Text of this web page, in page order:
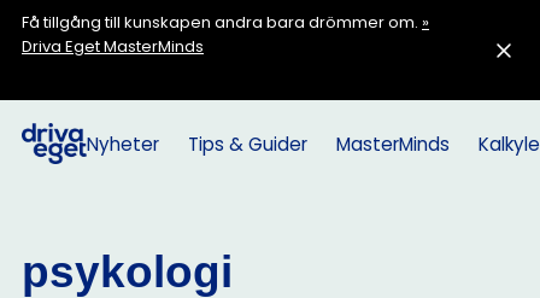
Få tillgång till kunskapen andra bara drömmer om. »
Driva Eget MasterMinds
Nyheter Tips & Guider MasterMinds
psykologi